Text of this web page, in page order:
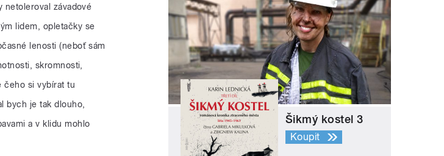
netoleroval závadové
lidem, opletačky se
lenosti (neboť sám
skromnosti,
čeho si vybírat tu
bych je tak dlouho,
a v klidu mohlo
Šikmý kostel 3
Koupit